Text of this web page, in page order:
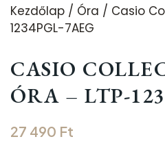
Kezdőlap / Óra / Casio
1234PGL-7AEG
CASIO
ÓRA – LTP-
27 490 Ft